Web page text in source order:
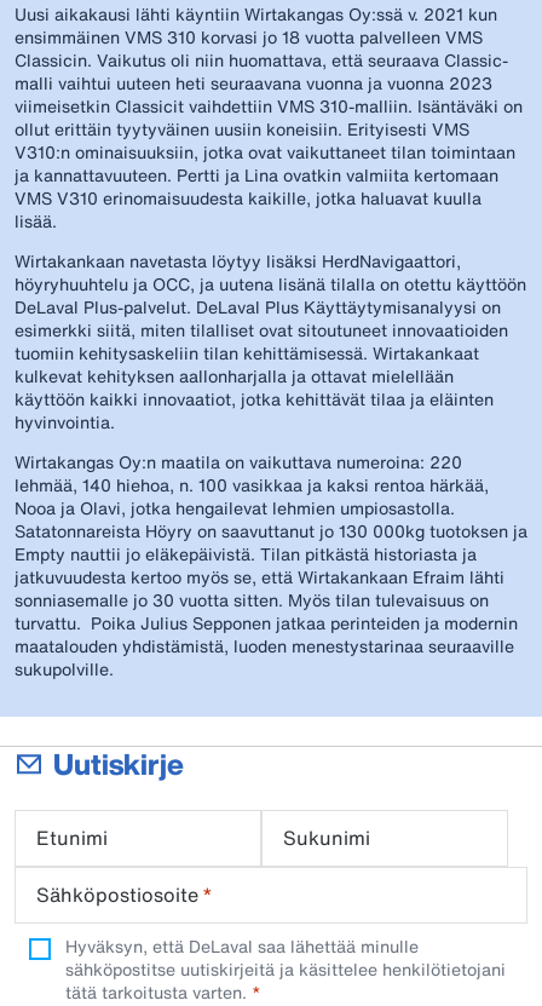
Uusi aikakausi lähti käyntiin Wirtakangas Oy:ssä v. 2021 kun
ensimmäinen VMS 310 korvasi jo 18 vuotta palvelleen VMS
Classicin. Vaikutus oli niin huomattava, että seuraava Classic-
malli vaihtui uuteen heti seuraavana vuonna ja vuonna 2023
viimeisetkin Classicit vaihdettiin VMS 310-malliin. Isäntäväki on
ollut erittäin tyytyväinen uusiin koneisiin. Erityisesti VMS
V310:n ominaisuuksiin, jotka ovat vaikuttaneet tilan toimintaan
ja kannattavuuteen. Pertti ja Lina ovatkin valmiita kertomaan
VMS V310 erinomaisuudesta kaikille, jotka haluavat kuulla
lisää.
Wirtakankaan navetasta löytyy lisäksi HerdNavigaattori,
höyryhuuhtelu ja OCC, ja uutena lisänä tilalla on otettu käyttöön
DeLaval Plus-palvelut. DeLaval Plus Käyttäytymisanalyysi on
esimerkki siitä, miten tilalliset ovat sitoutuneet innovaatioiden
tuomiin kehitysaskeliin tilan kehittämisessä. Wirtakankaat
kulkevat kehityksen aallonharjalla ja ottavat mielellään
käyttöön kaikki innovaatiot, jotka kehittävät tilaa ja eläinten
hyvinvointia.
Wirtakangas Oy:n maatila on vaikuttava numeroina: 220
lehmää, 140 hiehoa, n. 100 vasikkaa ja kaksi rentoa härkää,
Nooa ja Olavi, jotka hengailevat lehmien umpiosastolla.
Satatonnareista Höyry on saavuttanut jo 130 000kg tuotoksen ja
Empty nauttii jo eläkepäivistä. Tilan pitkästä historiasta ja
jatkuvuudesta kertoo myös se, että Wirtakankaan Efraim lähti
sonniasemalle jo 30 vuotta sitten. Myös tilan tulevaisuus on
turvattu. Poika Julius Sepponen jatkaa perinteiden ja modernin
maatalouden yhdistämistä, luoden menestystarinaa seuraaville
sukupolville.
Uutiskirje
Etunimi
Sukunimi
Sähköpostiosoite*
Hyväksyn, että DeLaval saa lähettää minulle
sähköpostitse uutiskirjeitä ja käsittelee henkilötietojani
tätä tarkoitusta varten.